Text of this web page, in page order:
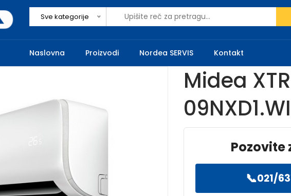
Sve kategorije
Naslovna Proizvodi Nordea SERVIS Kontakt
Midea
Pozovite
📞021/